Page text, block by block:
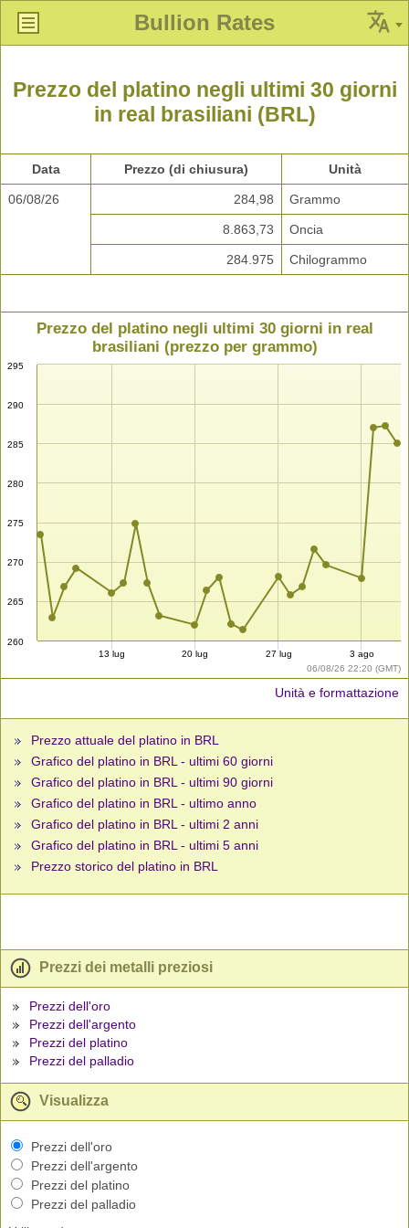
Bullion Rates
Prezzo del platino negli ultimi 30 giorni
in real brasiliani (BRL)
Data Prezzo (di chiusura) Unità
06/08/26 284,98 Grammo
8.863,73 Oncia
284.975 Chilogrammo
06/08/26 22:20 (GMT)
Prezzo del platino negli ultimi 30 giorni in real
brasiliani (prezzo per grammo)
260
265
270
275
280
285
290
295
13 lug 20 lug 27 lug 3 ago
Unità e formattazione
Prezzo attuale del platino in BRL
Grafico del platino in BRL - ultimi 60 giorni
Grafico del platino in BRL - ultimi 90 giorni
Grafico del platino in BRL - ultimo anno
Grafico del platino in BRL - ultimi 2 anni
Grafico del platino in BRL - ultimi 5 anni
Prezzo storico del platino in BRL
Prezzi dei metalli preziosi
Prezzi dell'oro
Prezzi dell'argento
Prezzi del platino
Prezzi del palladio
Visualizza
Prezzi dell'oro
Prezzi dell'argento
Prezzi del platino
Prezzi del palladio